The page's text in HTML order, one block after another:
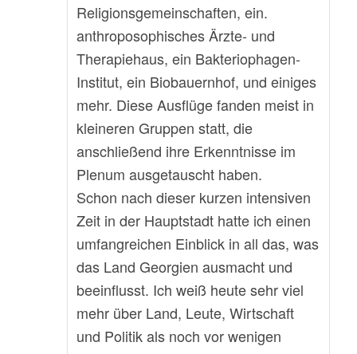
Religionsgemeinschaften, ein.
anthroposophisches Ärzte- und
Therapiehaus, ein Bakteriophagen-
Institut, ein Biobauernhof, und einiges
mehr. Diese Ausflüge fanden meist in
kleineren Gruppen statt, die
anschließend ihre Erkenntnisse im
Plenum ausgetauscht haben.
Schon nach dieser kurzen intensiven
Zeit in der Hauptstadt hatte ich einen
umfangreichen Einblick in all das, was
das Land Georgien ausmacht und
beeinflusst. Ich weiß heute sehr viel
mehr über Land, Leute, Wirtschaft
und Politik als noch vor wenigen